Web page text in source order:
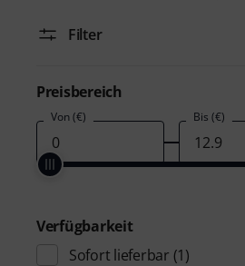
Filter
Preisbereich
Von (€) Bis (€)
Verfügbarkeit
Sofort lieferbar (1)